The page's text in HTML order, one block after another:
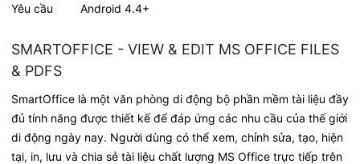
Yêu cầu Android 4.4+
SMARTOFFICE - VIEW & EDIT MS OFFICE FILES
& PDFS
SmartOffice là một văn phòng di động bộ phần mềm tài liệu đầy
đủ tính năng được thiết kế để đáp ứng các nhu cầu của thế giới
di động ngày nay. Người dùng có thể xem, chỉnh sửa, tạo, hiện
tại, in, lưu và chia sẻ tài liệu chất lượng MS Office trực tiếp trên